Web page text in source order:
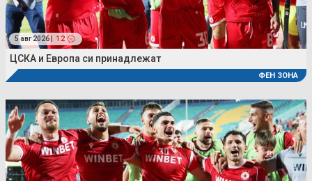
5 авг 2026 | 12
ЦСКА и Европа си принадлежат
ФЕН ЗОНА